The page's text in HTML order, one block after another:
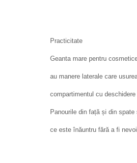
Practicitate
Geanta mare pentru
au manere laterale care
compartimentul cu
Panourile din față și din
ce este înăuntru fără a fi